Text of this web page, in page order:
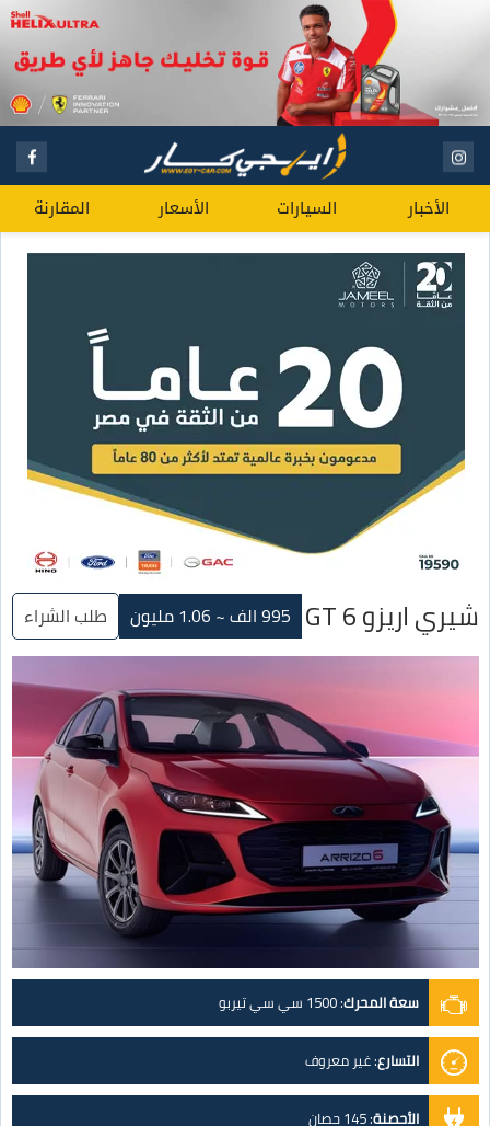
الأخبار السيارات الأسعار المقارنة
شيري اريزو 6 GT 995 الف ~ 1.06 مليون طلب الشراء
سعة المحرك:1500 سي سي تيربو
التسارع:غير معروف
الأحصنة:145 حصان